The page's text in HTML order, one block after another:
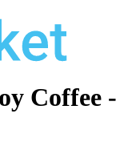
Coffee -